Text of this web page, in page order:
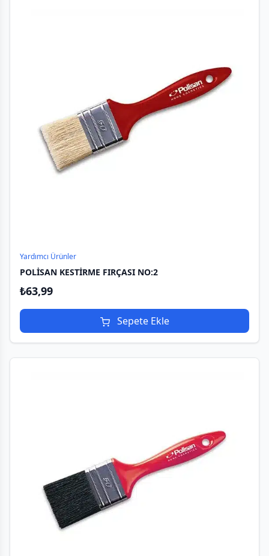
Yardımcı Ürünler
POLİSAN KESTİRME FIRÇASI NO:2
₺63,99
Sepete Ekle